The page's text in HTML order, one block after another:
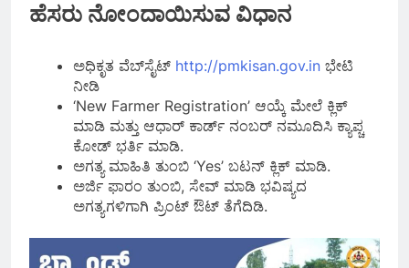
ಹೆಸರು ನೋಂದಾಯಿಸುವ ವಿಧಾನ
ಅಧಿಕೃತ ವೆಬ್‌ಸೈಟ್‌ http://pmkisan.gov.in ಭೇಟಿ
ನೀಡಿ
‘New Farmer Registration’ ಆಯ್ಕೆ ಮೇಲೆ ಕ್ಲಿಕ್‌
ಮಾಡಿ ಮತ್ತು ಆಧಾರ್‌ ಕಾರ್ಡ್‌ ನಂಬರ್‌ ನಮೂದಿಸಿ ಕ್ಯಾಪ್ಚ
ಕೋಡ್‌ ಭರ್ತಿ ಮಾಡಿ.
ಅಗತ್ಯ ಮಾಹಿತಿ ತುಂಬಿ ‘Yes’ ಬಟನ್‌ ಕ್ಲಿಕ್‌ ಮಾಡಿ.
ಅರ್ಜಿ ಫಾರಂ ತುಂಬಿ, ಸೇವ್‌ ಮಾಡಿ ಭವಿಷ್ಯದ
ಅಗತ್ಯಗಳಿಗಾಗಿ ಪ್ರಿಂಟ್‌ ಔಟ್‌ ತೆಗೆದಿಡಿ.